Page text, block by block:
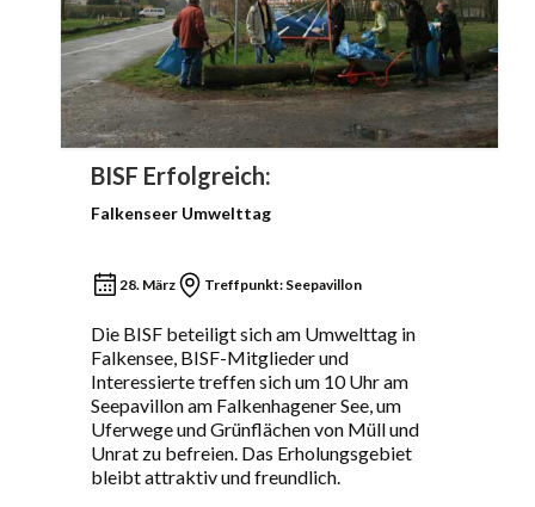
BISF Erfolgreich:
Falkenseer Umwelttag
28. März Treffpunkt: Seepavillon
Die BISF beteiligt sich am Umwelttag in
Falkensee, BISF-Mitglieder und
Interessierte treffen sich um 10 Uhr am
Seepavillon am Falkenhagener See, um
Uferwege und Grünflächen von Müll und
Unrat zu befreien. Das Erholungsgebiet
bleibt attraktiv und freundlich.